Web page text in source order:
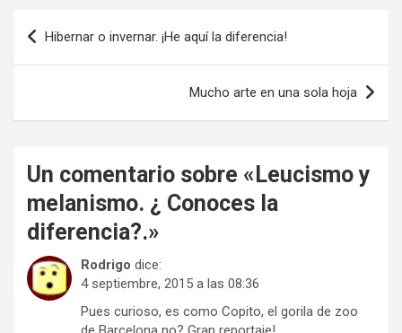
Navegación
de
Hibernar o invernar. ¡He aquí la diferencia!
Mucho arte en una sola hoja
Un comentario sobre « Leucismo y
melanismo. ¿ Conoces la
diferencia?.»
Rodrigo dice:
4 septiembre, 2015 a las 08:36
Pues curioso, es como Copito, el gorila de zoo